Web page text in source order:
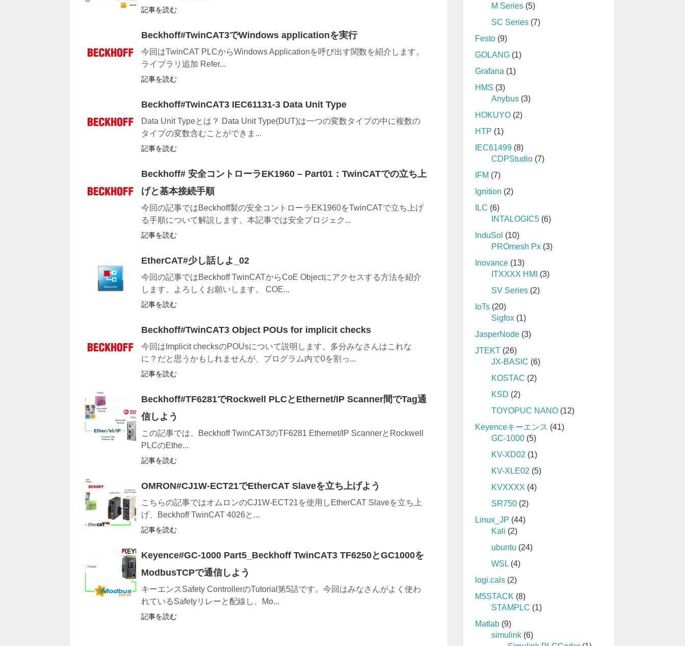
記事を読む
Beckhoff#TwinCAT3でWindows applicationを実行
今回はTwinCAT PLCからWindows Applicationを呼び出す関数を紹介します。
ライブラリ追加 Refer...
記事を読む
Beckhoff#TwinCAT3 IEC61131-3 Data Unit Type
Data Unit Typeとは？ Data Unit Type(DUT)は一つの変数タイプの中に複数の
タイプの変数含むことができま...
記事を読む
Beckhoff# 安全コントローラEK1960 – Part01：TwinCATでの立ち上
げと基本接続手順
今回の記事ではBeckhoff製の安全コントローラEK1960をTwinCATで立ち上げ
る手順について解説します。本記事では安全プロジェク...
記事を読む
EtherCAT#少し話しよ_02
今回の記事ではBeckhoff TwinCATからCoE Objectにアクセスする方法を紹介
します。よろしくお願いします。 COE...
記事を読む
Beckhoff#TwinCAT3 Object POUs for implicit checks
今回はImplicit checksのPOUsについて説明します。多分みなさんはこれな
に？だと思うかもしれませんが、プログラム内で0を割っ...
記事を読む
Beckhoff#TF6281でRockwell PLCとEthernet/IP Scanner間でTag通
信しよう
この記事では、Beckhoff TwinCAT3のTF6281 Ethernet/IP ScannerとRockwell
PLCのEthe...
記事を読む
OMRON#CJ1W-ECT21でEtherCAT Slaveを立ち上げよう
こちらの記事ではオムロンのCJ1W-ECT21を使用しEtherCAT Slaveを立ち上
げ、Beckhoff TwinCAT 4026と...
記事を読む
Keyence#GC-1000 Part5_Beckhoff TwinCAT3 TF6250とGC1000を
ModbusTCPで通信しよう
キーエンスSafety ControllerのTutorial第5話です。今回はみなさんがよく使わ
れているSafetyリレーと配線し、Mo...
記事を読む
M Series (5)
SC Series (7)
Festo (9)
GOLANG (1)
Grafana (1)
HMS (3)
Anybus (3)
HOKUYO (2)
HTP (1)
IEC61499 (8)
CDPStudio (7)
IFM (7)
Ignition (2)
ILC (6)
INTALOGIC5 (6)
InduSol (10)
PROmesh Px (3)
Inovance (13)
ITXXXX HMI
(3)
SV Series (2)
IoTs (20)
Sigfox (1)
JasperNode (3)
JTEKT (26)
JX-BASIC (6)
KOSTAC (2)
KSD (2)
TOYOPUC NANO (12)
Keyenceキーエンス (41)
GC-1000 (5)
KV-XD02 (1)
KV-XLE02 (5)
KVXXXX (4)
SR750 (2)
Linux_JP (44)
Kali (2)
ubuntu (24)
WSL (4)
logi.cals (2)
M5STACK (8)
STAMPLC (1)
Matlab (9)
simulink (6)